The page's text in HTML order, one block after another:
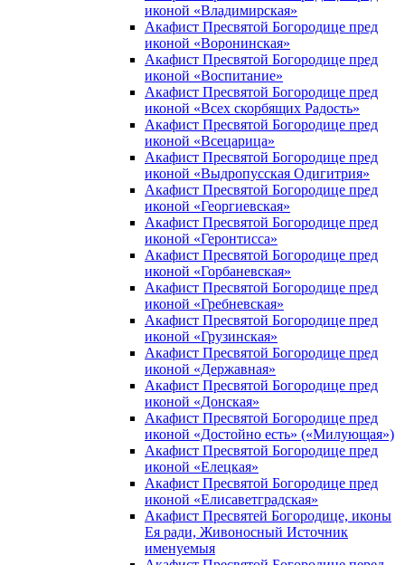
иконой «Владимирская»
Акафист Пресвятой Богородице пред
иконой «Воронинская»
Акафист Пресвятой Богородице пред
иконой «Воспитание»
Акафист Пресвятой Богородице пред
иконой «Всех скорбящих Радость»
Акафист Пресвятой Богородице пред
иконой «Всецарица»
Акафист Пресвятой Богородице пред
иконой «Выдропусская Одигитрия»
Акафист Пресвятой Богородице пред
иконой «Георгиевская»
Акафист Пресвятой Богородице пред
иконой «Геронтисса»
Акафист Пресвятой Богородице пред
иконой «Горбаневская»
Акафист Пресвятой Богородице пред
иконой «Гребневская»
Акафист Пресвятой Богородице пред
иконой «Грузинская»
Акафист Пресвятой Богородице пред
иконой «Державная»
Акафист Пресвятой Богородице пред
иконой «Донская»
Акафист Пресвятой Богородице пред
иконой «Достойно есть» («Милующая»)
Акафист Пресвятой Богородице пред
иконой «Елецкая»
Акафист Пресвятой Богородице пред
иконой «Елисаветградская»
Акафист Пресвятей Богородице, иконы
Ея ради, Живоносный Источник
именуемыя